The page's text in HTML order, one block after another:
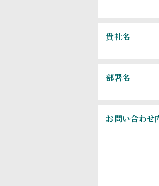
貴社名
部署名
お問い合わせ